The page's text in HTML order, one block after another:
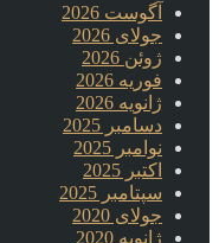
آگوست 2026
جولای 2026
ژوئن 2026
فوریه 2026
ژانویه 2026
دسامبر 2025
نوامبر 2025
اکتبر 2025
سپتامبر 2025
جولای 2020
ژانویه 2020